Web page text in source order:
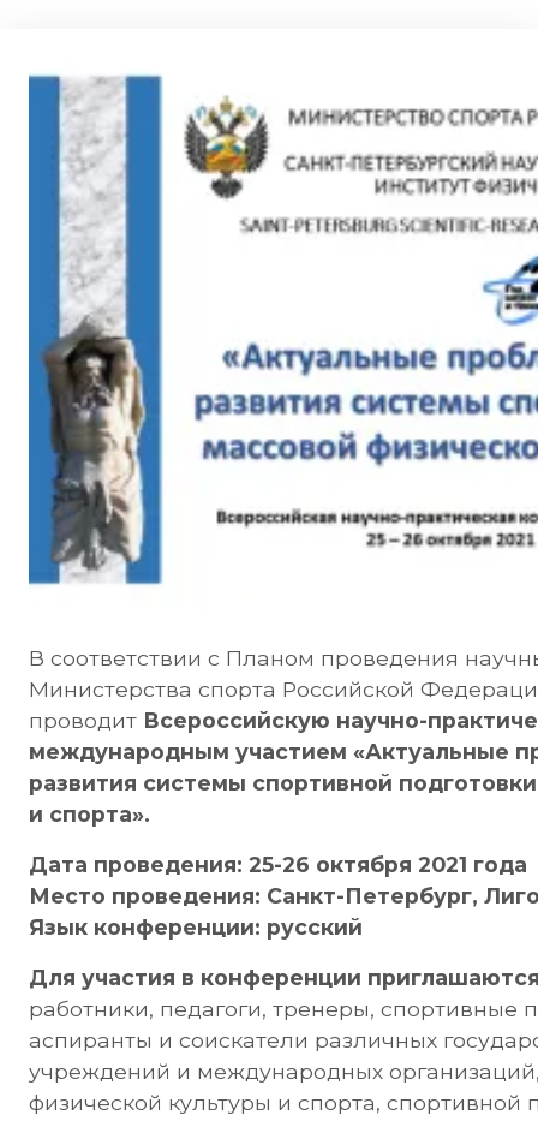
В соответствии с Планом проведения
Министерства спорта Российской
проводит Всероссийскую научно-
международным участием «Актуальные
развития системы спортивной
и спорта».
Дата проведения: 25-26 октября 2021 года
Место проведения: Санкт-Петербург,
Язык конференции: русский
Для участия в конференции
работники, педагоги, тренеры, спортивные
аспиранты и соискатели различных
учреждений и международных
физической культуры и спорта, спортивной